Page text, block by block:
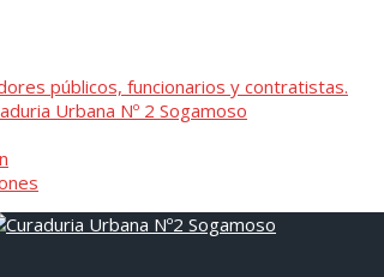
públicos, funcionarios y contratistas.
Urbana Nº 2 Sogamoso